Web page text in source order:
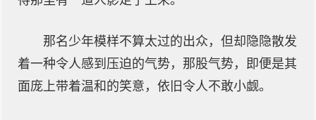
那名少年模样不算太过的出众，但却隐隐散发
着一种令人感到压迫的气势，那股气势，即便是其
面庞上带着温和的笑意，依旧令人不敢小觑。